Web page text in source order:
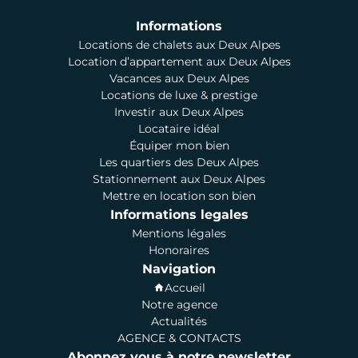
Informations
Locations de chalets aux Deux Alpes
Location d’appartement aux Deux Alpes
Vacances aux Deux Alpes
Locations de luxe & prestige
Investir aux Deux Alpes
Locataire idéal
Équiper mon bien
Les quartiers des Deux Alpes
Stationnement aux Deux Alpes
Mettre en location son bien
Informations legales
Mentions légales
Honoraires
Navigation
Accueil
Notre agence
Actualités
AGENCE & CONTACTS